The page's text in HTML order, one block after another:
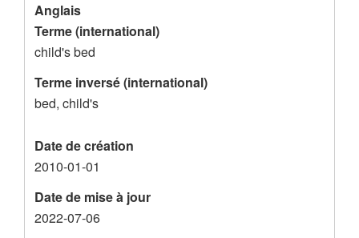
'
e
n
f
a
n
t
Anglais
Terme (international)
child's bed
Terme inversé (international)
bed, child's
Date de création
2010-01-01
Date de mise à jour
2022-07-06